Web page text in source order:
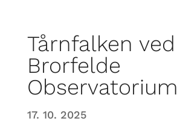
Tårnfalken ved
Brorfelde
Observatorium
17. 10. 2025